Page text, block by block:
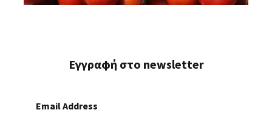
Εγγραφή στο newsletter
Email Address